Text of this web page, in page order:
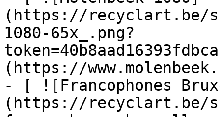
(https://recyclart.be/
1080-65x_.png?
(https://
- [ ![Francophones
(https://recyclart.be/